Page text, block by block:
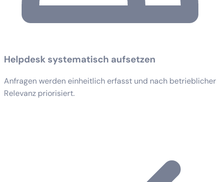
Helpdesk systematisch aufsetzen
Anfragen werden einheitlich erfasst und nach betrieblicher
Relevanz priorisiert.